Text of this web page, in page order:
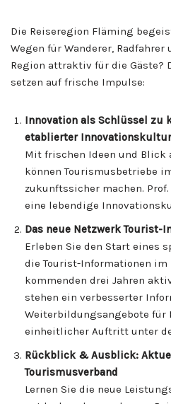
Die Reiseregion Fläming
Wegen für Wanderer,
Region attraktiv für die Gäste?
setzen auf frische Impulse:
Innovation als Schlüssel zu
etablierter Innovationskultur
Mit frischen Ideen und Blick
können Tourismusbetriebe
zukunftssicher machen.
eine lebendige
Das neue Netzwerk Tourist-
Erleben Sie den Start eines
die Tourist-Informationen im
kommenden drei Jahren
stehen ein verbesserter
Weiterbildungsangebote für
einheitlicher Auftritt unter
Rückblick & Ausblick:
Tourismusverband
Lernen Sie die neue